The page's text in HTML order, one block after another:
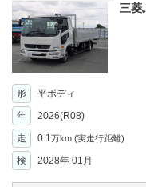
三菱
形 平ボディ
年
2026(R08)
走 0.1万km (実走行距離)
検
2028年 01月